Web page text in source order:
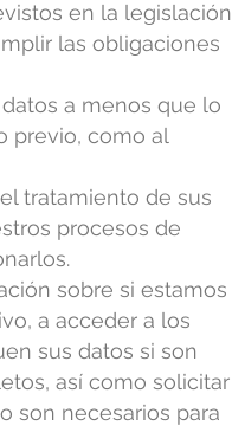
en la legislación
las obligaciones
a menos que lo
previo, como al
tratamiento de sus
procesos de
sobre si estamos
a acceder a los
sus datos si son
así como solicitar
son necesarios para